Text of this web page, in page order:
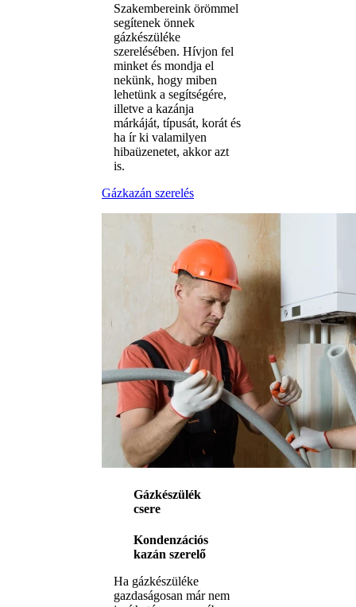
Szakembereink örömmel
segítenek önnek
gázkészüléke
szerelésében. Hívjon fel
minket és mondja el
nekünk, hogy miben
lehetünk a segítségére,
illetve a kazánja
márkáját, típusát, korát és
ha ír ki valamilyen
hibaüzenetet, akkor azt
is.
Gázkazán szerelés
Gázkészülék
csere
Kondenzációs
kazán szerelő
Ha gázkészüléke
gazdaságosan már nem